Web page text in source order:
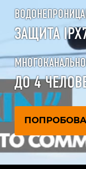
ЗАЩИТА
ДО 4